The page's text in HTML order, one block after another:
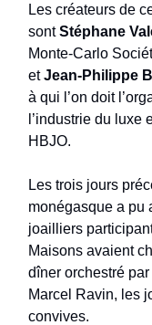
Les créateurs de
sontStéphane
Monte-Carlo
etJean-Philippe
à qui l’on doit
l’industrie du luxe
HBJO.
Les trois jours
monégasque a pu
joailliers
Maisons avaient
dîner orchestré
Marcel Ravin, les
convives.